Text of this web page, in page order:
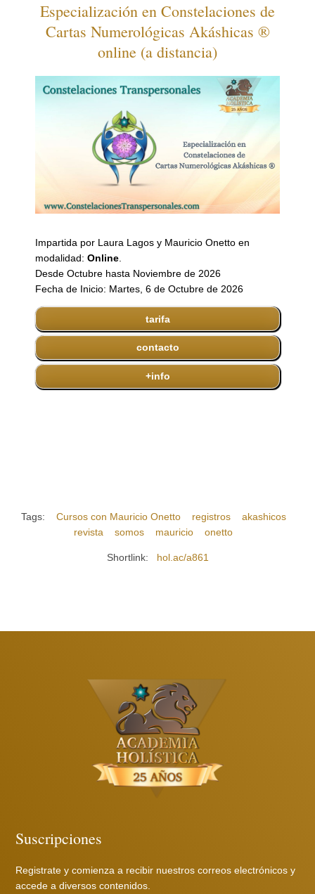
Especialización en Constelaciones de
Cartas Numerológicas Akáshicas ®
online (a distancia)
Impartida por Laura Lagos y Mauricio Onetto en
modalidad: Online
Desde Octubre hasta Noviembre de 2026
Fecha de Inicio: Martes, 6 de Octubre de 2026
tarifa
contacto
+info
Tags: Cursos con Mauricio Onetto registros
akashicos
revista
somos mauricio onetto
Shortlink: hol.ac/a861
Suscripciones
Registrate y comienza a recibir nuestros correos electrónicos y
accede a diversos contenidos.